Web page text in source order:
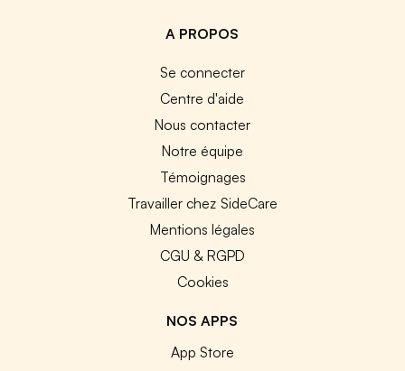
A PROPOS
Se connecter
Centre d'aide
Nous contacter
Notre équipe
Témoignages
Travailler chez SideCare
Mentions légales
CGU & RGPD
Cookies
NOS APPS
App Store